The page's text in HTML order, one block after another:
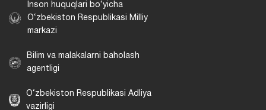
Inson huquqlari bo‘yicha
O‘zbekiston Respublikasi Milliy
markazi
Bilim va malakalarni baholash
agentligi
O‘zbekiston Respublikasi Adliya
vazirligi